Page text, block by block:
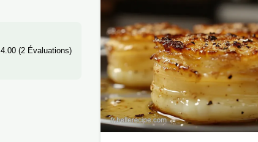
4.00 (2 Évaluations)